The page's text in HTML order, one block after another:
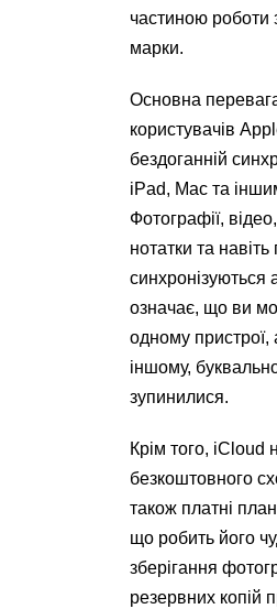
частиною роботи
марки.
Основна
користувачів
бездоганній
iPad, Mac та
Фотографії,
нотатки та
означає, що ви
одному
іншому,
зупинилися.
Крім того, iCloud
безкоштовного
також платні
що робить його
зберігання
резервних копій